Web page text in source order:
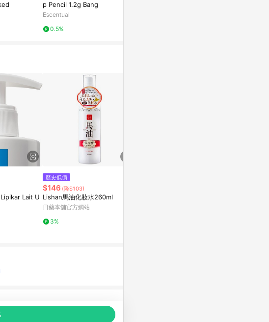
p Pencil 1.2g Bang
Escentual
0.5%
Lait U
歷史低價
$146 (降$103)
Lishan馬油化妝水260ml
日藥本舖官方網站
3%
商家的延伸商品推薦，商品資料更新會有
為準。